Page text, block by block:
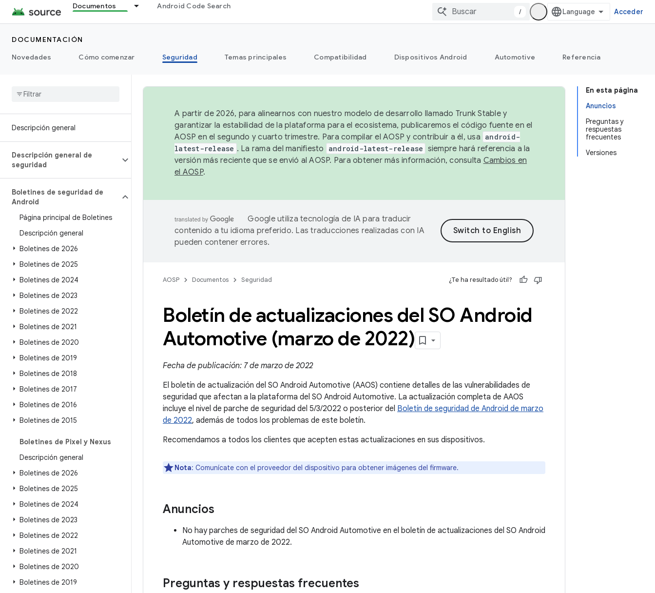
Documentos Android Code Search
/ Acceder
DOCUMENTACIÓN
Novedades
Cómo comenzar Seguridad Temas principales Compatibilidad Dispositivos Android Automotive Referencia
Descripción general
Descripción general de
seguridad
Boletines de seguridad de
Android
Página principal de Boletines
Descripción general
Boletines de 2026
Boletines de 2025
Boletines de 2024
Boletines de 2023
Boletines de 2022
Boletines de 2021
Boletines de 2020
Boletines de 2019
Boletines de 2018
Boletines de 2017
Boletines de 2016
Boletines de 2015
Boletines de Pixel y Nexus
Descripción general
Boletines de 2026
Boletines de 2025
Boletines de 2024
Boletines de 2023
Boletines de 2022
Boletines de 2021
Boletines de 2020
Boletines de 2019
En esta página
Anuncios
Preguntas y
respuestas
frecuentes
Versiones
A partir de 2026, para alinearnos con nuestro modelo de desarrollo llamado Trunk Stable y
garantizar la estabilidad de la plataforma para el ecosistema, publicaremos el código fuente en el
AOSP en el segundo y cuarto trimestre. Para compilar el AOSP y contribuir a él, usa android-
latest-release . La rama del manifiesto android-latest-release siempre hará referencia a la
versión más reciente que se envió al AOSP. Para obtener más información, consulta Cambios en
el AOSP.
Google utiliza tecnología de IA para traducir
contenido a tu idioma preferido. Las traducciones realizadas con IA
pueden contener errores.
AOSP Documentos Seguridad ¿Te ha resultado útil?
Boletín de actualizaciones del SO Android
Automotive (marzo de 2022)
Fecha de publicación: 7 de marzo de 2022
El boletín de actualización del SO Android Automotive (AAOS) contiene detalles de las vulnerabilidades de
seguridad que afectan a la plataforma del SO Android Automotive. La actualización completa de AAOS
incluye el nivel de parche de seguridad del 5/3/2022 o posterior del Boletín de seguridad de Android de marzo
de 2022, además de todos los problemas de este boletín.
Recomendamos a todos los clientes que acepten estas actualizaciones en sus dispositivos.
Nota: Comunícate con el proveedor del dispositivo para obtener imágenes del firmware.
Anuncios
No hay parches de seguridad del SO Android Automotive en el boletín de actualizaciones del SO Android
Automotive de marzo de 2022.
Preguntas y respuestas frecuentes